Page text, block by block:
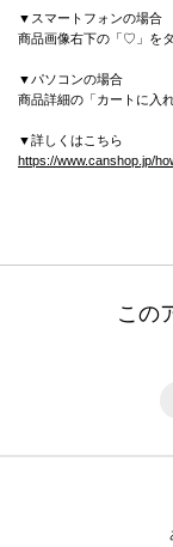
▼スマートフォンの場合
商品画像右下の「♡」を
▼パソコンの場合
商品詳細の「カートに入
▼詳しくはこちら
https://www.canshop.jp/
この